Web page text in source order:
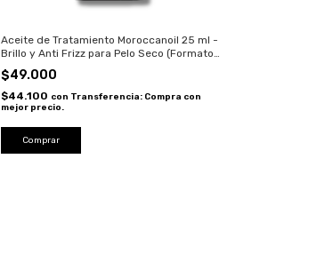
Aceite de Tratamiento Moroccanoil 25 ml -
Brillo y Anti Frizz para Pelo Seco (Formato
Viaje)
$49.000
$44.100 con Transferencia: Compra con
mejor precio.